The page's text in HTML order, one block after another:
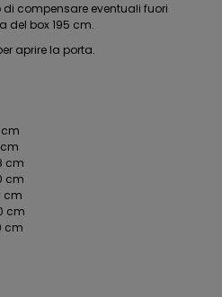
compensare eventuali fuori
del box 195 cm.
aprire la porta.
cm
cm
cm
cm
cm